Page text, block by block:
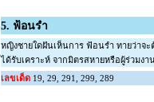
5. ฟ้อนรำ
หญิงชายใดฝันเห็นการ ฟ้อนรำ ทายว่าจ
ได้รับเคราะห์ จากมิตรสหายหรือผู้ร่วมง
เลขเด็ด 19, 29, 291, 299, 289